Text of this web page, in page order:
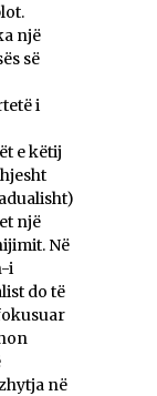
një
së
i
e këtij
një
Në
i
do të
në